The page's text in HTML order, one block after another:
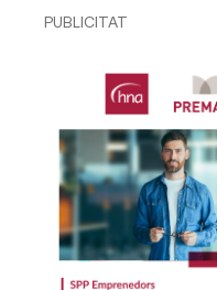
PUBLICITAT